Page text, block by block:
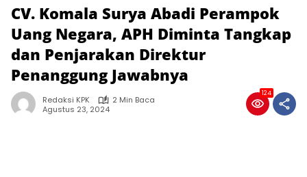
CV. Komala Surya Abadi Perampok
Uang Negara, APH Diminta Tangkap
dan Penjarakan Direktur
Penanggung Jawabnya
Redaksi KPK
2 Min Baca
Agustus 23, 2024
124